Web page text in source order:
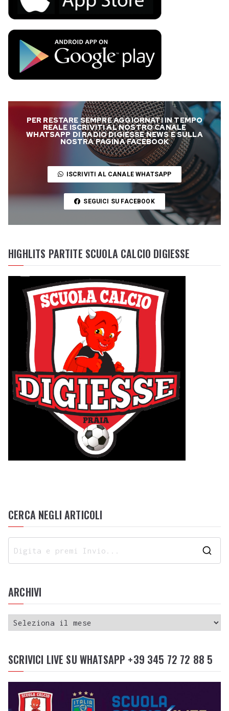
PER RESTARE SEMPRE AGGIORNATI IN TEMPO
REALE ISCRIVITI AL NOSTRO CANALE
WHATSAPP DI RADIO DIGIESSE NEWS E SULLA
NOSTRA PAGINA FACEBOOK
ISCRIVITI AL CANALE WHATSAPP
SEGUICI SU FACEBOOK
HIGHLITS PARTITE SCUOLA CALCIO DIGIESSE
CERCA NEGLI ARTICOLI
ARCHIVI
SCRIVICI LIVE SU WHATSAPP +39 345 72 72 88 5